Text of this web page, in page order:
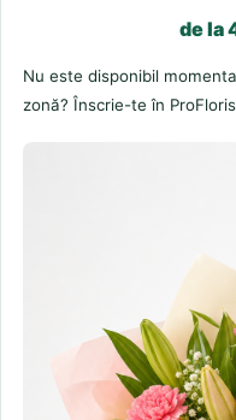
de la
Nu este disponibil
zonă? Înscrie-te în